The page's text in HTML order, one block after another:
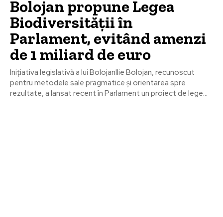
Bolojan propune Legea
Biodiversității în
Parlament, evitând amenzi
de 1 miliard de euro
Inițiativa legislativă a lui BolojanIlie Bolojan, recunoscut
pentru metodele sale pragmatice și orientarea spre
rezultate, a lansat recent în Parlament un proiect de lege...